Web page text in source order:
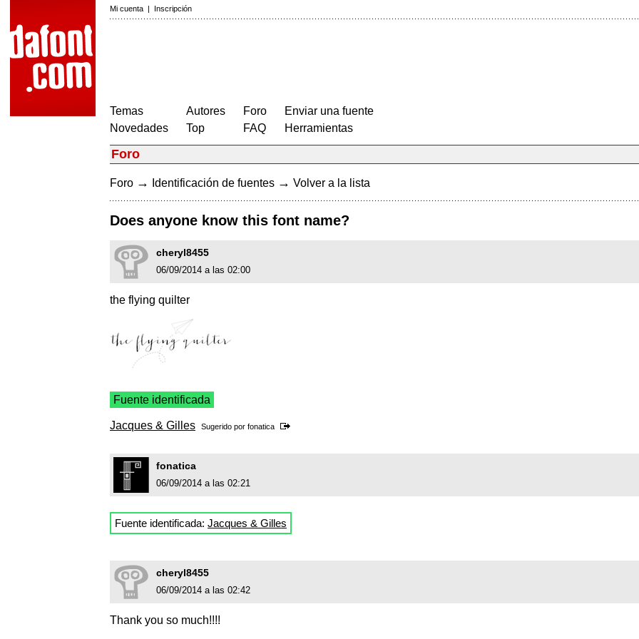
Mi cuenta | Inscripción
Temas
Novedades
Autores
Top
Foro
FAQ
Enviar una fuente
Herramientas
Foro
Foro → Identificación de fuentes → Volver a la lista
Does anyone know this font name?
cheryl8455
06/09/2014 a las 02:00
the flying quilter
Fuente identificada
Jacques & Gilles Sugerido por fonatica
fonatica
06/09/2014 a las 02:21
Fuente identificada: Jacques & Gilles
cheryl8455
06/09/2014 a las 02:42
Thank you so much!!!!